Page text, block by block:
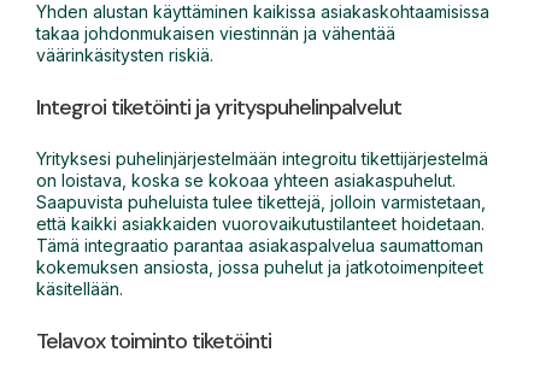
Yhden alustan käyttäminen kaikissa asiakaskohtaamisissa
takaa johdonmukaisen viestinnän ja vähentää
väärinkäsitysten riskiä.
Integroi tiketöinti ja yrityspuhelinpalvelut
Yrityksesi puhelinjärjestelmään integroitu tikettijärjestelmä
on loistava, koska se kokoaa yhteen asiakaspuhelut.
Saapuvista puheluista tulee tikettejä, jolloin varmistetaan,
että kaikki asiakkaiden vuorovaikutustilanteet hoidetaan.
Tämä integraatio parantaa asiakaspalvelua saumattoman
kokemuksen ansiosta, jossa puhelut ja jatkotoimenpiteet
käsitellään.
Telavox toiminto tiketöinti